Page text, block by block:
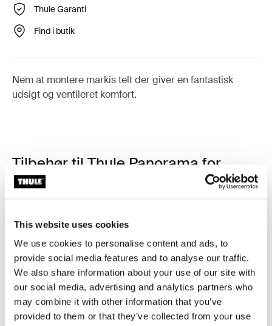
This website uses cookies
We use cookies to personalise content and ads, to
provide social media features and to analyse our traffic.
We also share information about your use of our site with
our social media, advertising and analytics partners who
may combine it with other information that you’ve
provided to them or that they’ve collected from your use
Thule Garanti
Find i butik
Nem at montere markis telt der giver en fantastisk
udsigt og ventileret komfort.
Tilbehør til Thule Panorama for
Thule Omnistor 6300